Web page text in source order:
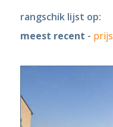
rangschik lijst op:
meest recent - prijs